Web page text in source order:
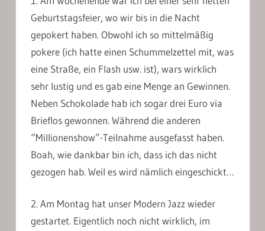
Geburtstagsfeier, wo wir bis in die Nacht
gepokert haben. Obwohl ich so mittelmäßig
pokere (ich hatte einen Schummelzettel mit, was
eine Straße, ein Flash usw. ist), wars wirklich
sehr lustig und es gab eine Menge an Gewinnen.
Neben Schokolade hab ich sogar drei Euro via
Brieflos gewonnen. Während die anderen
“Millionenshow”-Teilnahme ausgefasst haben.
Boah, wie dankbar bin ich, dass ich das nicht
gezogen hab. Weil es wird nämlich eingeschickt…
2. Am Montag hat unser Modern Jazz wieder
gestartet. Eigentlich noch nicht wirklich, im